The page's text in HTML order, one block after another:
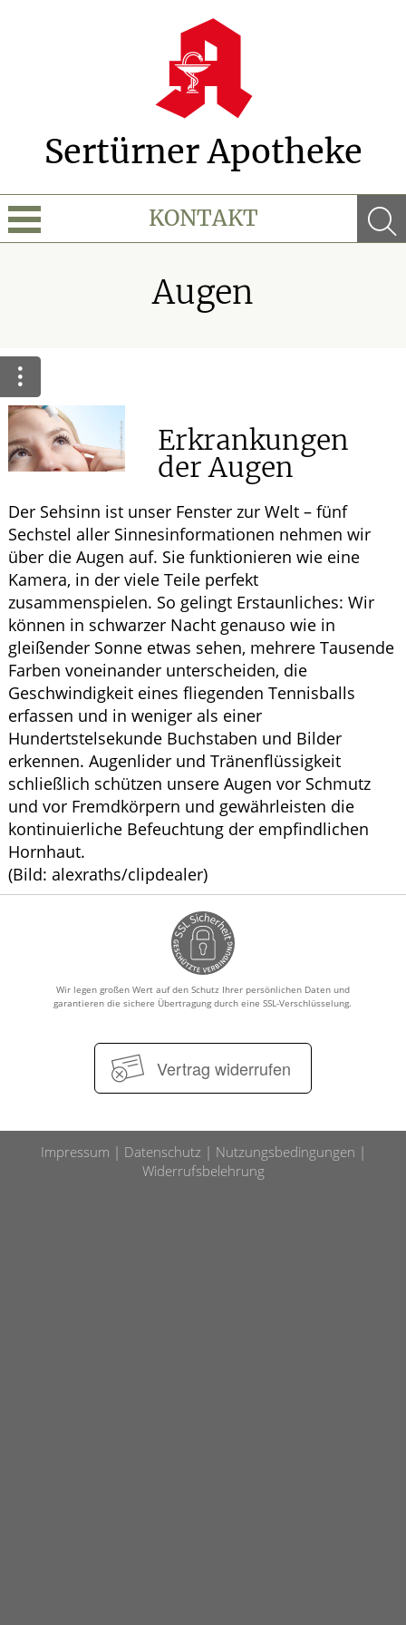
Sertürner Apotheke
KONTAKT
Leistungen
Ratgeber
Krankheiten & Therapie
WELLNESS
ELTERN UND KIND
Augen
Erkrankungen
der Augen
Der Sehsinn ist unser Fenster zur Welt – fünf
Sechstel aller Sinnesinformationen nehmen wir
über die Augen auf. Sie funktionieren wie eine
Kamera, in der viele Teile perfekt
zusammenspielen. So gelingt Erstaunliches: Wir
können in schwarzer Nacht genauso wie in
gleißender Sonne etwas sehen, mehrere Tausende
Farben voneinander unterscheiden, die
Geschwindigkeit eines fliegenden Tennisballs
erfassen und in weniger als einer
Hundertstelsekunde Buchstaben und Bilder
erkennen. Augenlider und Tränenflüssigkeit
schließlich schützen unsere Augen vor Schmutz
und vor Fremdkörpern und gewährleisten die
kontinuierliche Befeuchtung der empfindlichen
Hornhaut.
(Bild: alexraths/clipdealer)
Wir legen großen Wert auf den Schutz Ihrer persönlichen Daten und
garantieren die sichere Übertragung durch eine SSL-Verschlüsselung.
Vertrag widerrufen
Impressum Datenschutz
Nutzungsbedingungen
Widerrufsbelehrung